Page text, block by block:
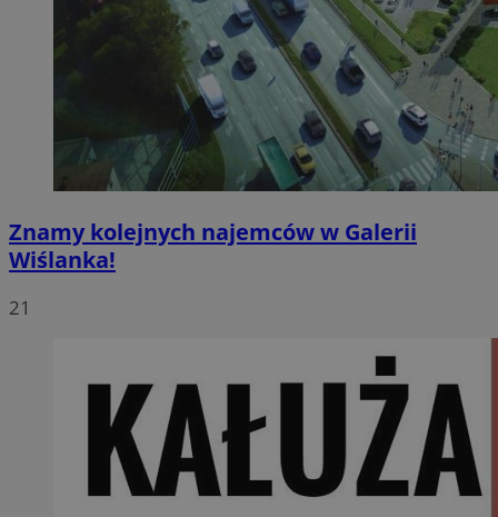
Znamy kolejnych najemców w Galerii
Wiślanka!
21